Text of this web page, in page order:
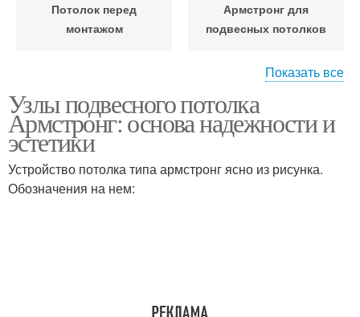
Потолок перед
монтажом
Армстронг для
подвесных потолков
конкретного дизайна
помещениях
Показать все
Узлы подвесного потолка
Армстронг: основа надежности и
эстетики
Устройство потолка типа армстронг ясно из рисунка.
Обозначения на нем: